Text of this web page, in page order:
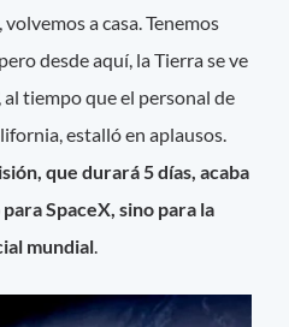
a casa. Tenemos
desde aquí, la Tierra se ve
tiempo que el personal de
estalló en aplausos.
que durará 5 días, acaba
SpaceX, sino para la
mundial.